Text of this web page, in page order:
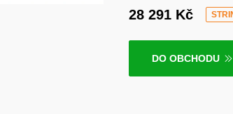
28 291 Kč
DO OBCHODU